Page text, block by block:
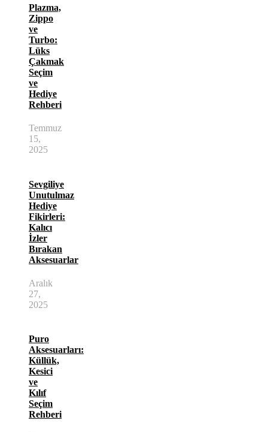
Plazma,
Zippo
ve
Turbo:
Lüks
Çakmak
Seçim
ve
Hediye
Rehberi
Temmuz
15,
2025
Sevgiliye
Unutulmaz
Hediye
Fikirleri:
Kalıcı
İzler
Bırakan
Aksesuarlar
Aralık
27,
2025
Puro
Aksesuarları:
Küllük,
Kesici
ve
Kılıf
Seçim
Rehberi